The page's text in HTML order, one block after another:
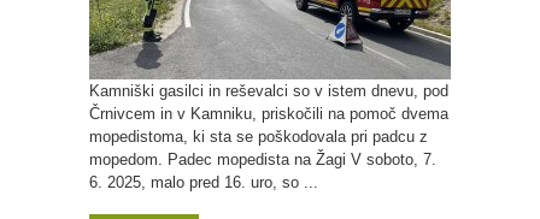
Kamniški gasilci in reševalci so v istem dnevu, pod
Črnivcem in v Kamniku, priskočili na pomoč dvema
mopedistoma, ki sta se poškodovala pri padcu z
mopedom. Padec mopedista na Žagi V soboto, 7.
6. 2025, malo pred 16. uro, so ...